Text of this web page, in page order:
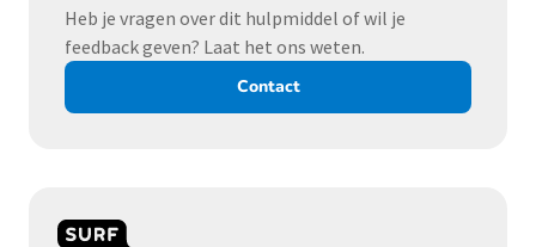
Heb je vragen over dit hulpmiddel of wil je
feedback geven? Laat het ons weten.
Contact